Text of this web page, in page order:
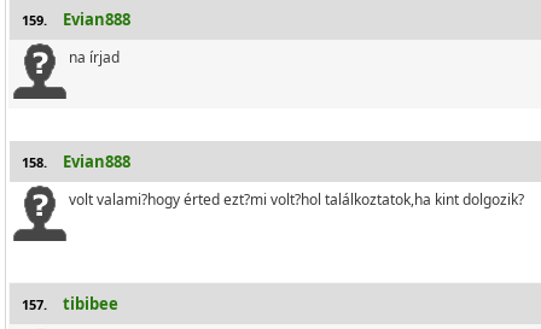
159. Evian888
na írjad
158. Evian888
volt valami?hogy érted ezt?mi volt?hol találkoztatok,ha kint dolgozik?
157. tibibee